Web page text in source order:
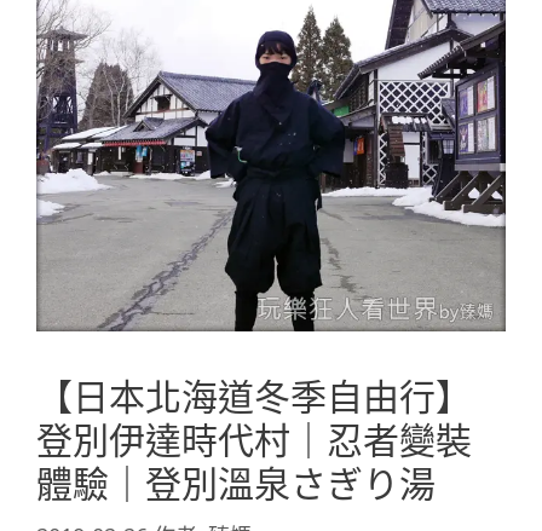
【日本北海道冬季自由行】
登別伊達時代村｜忍者變裝
體驗｜登別溫泉さぎり湯